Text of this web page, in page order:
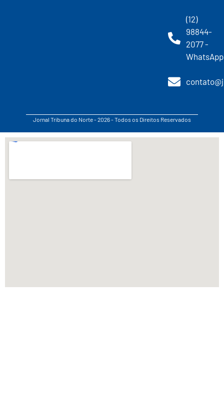
(12)
98844-
2077 -
WhatsApp
Jornal Tribuna do Norte - 2026 - Todos os Direitos Reservados